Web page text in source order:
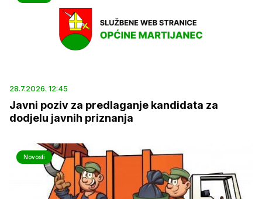
28.7.2026. 12:45
Javni poziv za predlaganje kandidata za
dodjelu javnih priznanja
Novosti